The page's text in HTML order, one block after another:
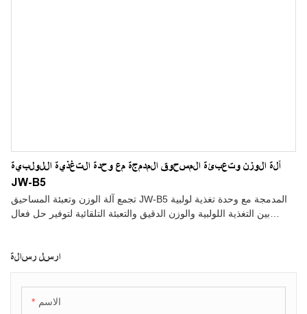
ارسل رسالة
الاسم
آلة الوزن وتعبئة المسحوق المدمجة مع وحدة التغذية اللولبية
JW-B5
تجمع آلة الوزن وتعبئة المساحيق JW-B5 المدمجة مع وحدة تغذية لولبية
بين التغذية اللولبية والوزن الدقيق والتعبئة التلقائية لتوفير حل فعال